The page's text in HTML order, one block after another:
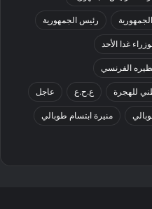
رئيس الجمهورية
غدا الأحد
الفرنسي
للهجرة ع.ح.ع عاجل
منيرة ابتسام طوبالي